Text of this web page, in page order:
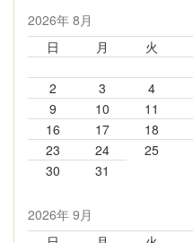
2026年 8月
日
月 火
2
3 4
9
10 11
16
17 18
23
24 25
30
31
2026年 9月